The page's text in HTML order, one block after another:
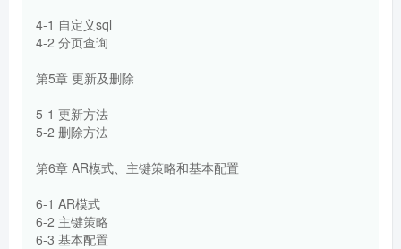
4-1 自定义sql
4-2 分页查询
第5章 更新及删除
5-1 更新方法
5-2 删除方法
第6章 AR模式、主键策略和基本配置
6-1 AR模式
6-2 主键策略
6-3 基本配置